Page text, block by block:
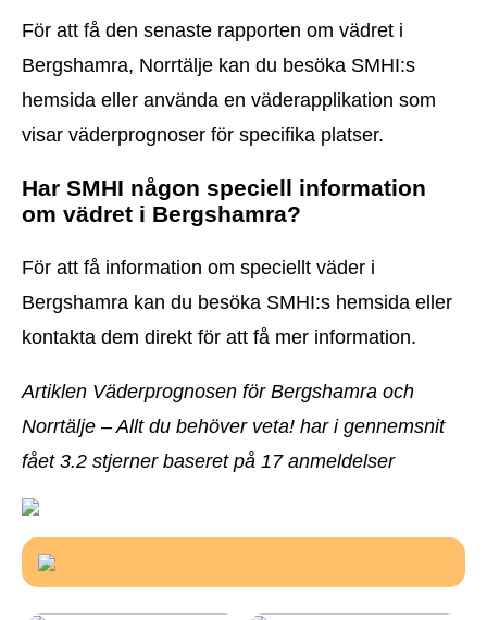
För att få den senaste rapporten om vädret i
Bergshamra, Norrtälje kan du besöka SMHI:s
hemsida eller använda en väderapplikation som
visar väderprognoser för specifika platser.
Har SMHI någon speciell information
om vädret i Bergshamra?
För att få information om speciellt väder i
Bergshamra kan du besöka SMHI:s hemsida eller
kontakta dem direkt för att få mer information.
Artiklen Väderprognosen för Bergshamra och
Norrtälje – Allt du behöver veta! har i gennemsnit
fået 3.2 stjerner baseret på 17anmeldelser